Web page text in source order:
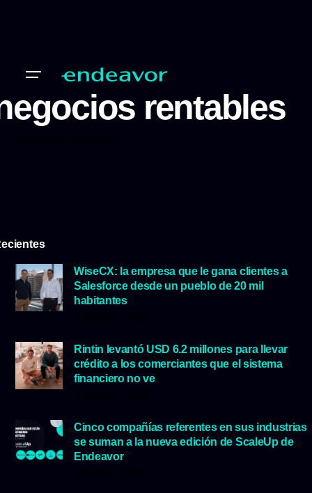
rentables
WiseCX: la empresa que le gana clientes a
Salesforce desde un pueblo de 20 mil
habitantes
Rintin levantó USD 6.2 millones para llevar
crédito a los comerciantes que el sistema
financiero no ve
Cinco compañías referentes en sus industrias
se suman a la nueva edición de ScaleUp de
Endeavor